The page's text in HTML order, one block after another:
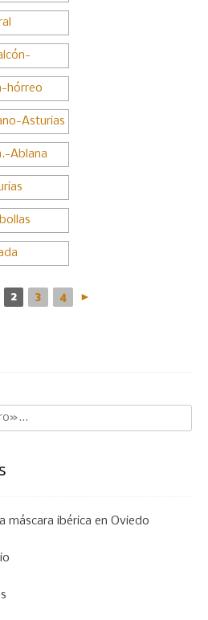
2 3 4 ►
máscara ibérica en Oviedo